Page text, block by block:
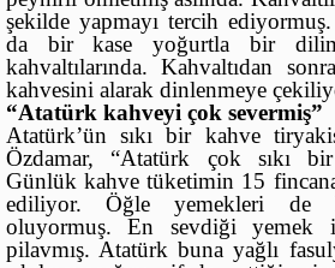
şekilde yapmayı tercih
da bir kase yoğurtla bir
kahvaltılarında. Kahvaltıdan
kahvesini alarak dinlenmeye
“Atatürk kahveyi çok severmiş”
Atatürk’ün sıkı bir kahve
Özdamar, “Atatürk çok sıkı
Günlük kahve tüketimin 15
ediliyor. Öğle yemekleri de
oluyormuş. En sevdiği yemek
pilavmış. Atatürk buna yağlı